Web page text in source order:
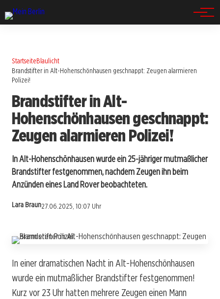
StartseiteBlaulicht
Brandstifter in Alt-Hohenschönhausen geschnappt: Zeugen alarmieren
Polizei!
Brandstifter in Alt-
Hohenschönhausen geschnappt:
Zeugen alarmieren Polizei!
In Alt-Hohenschönhausen wurde ein 25-jähriger mutmaßlicher
Brandstifter festgenommen, nachdem Zeugen ihn beim
Anzünden eines Land Rover beobachteten.
Lara Braun27.06.2025, 10:07 Uhr
In einer dramatischen Nacht in Alt-Hohenschönhausen
wurde ein mutmaßlicher Brandstifter festgenommen!
Kurz vor 23 Uhr hatten mehrere Zeugen einen Mann